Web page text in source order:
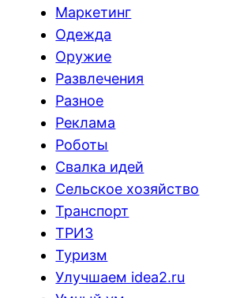
Маркетинг
Одежда
Оружие
Развлечения
Разное
Реклама
Роботы
Свалка идей
Сельское хозяйство
Транспорт
ТРИЗ
Туризм
Улучшаем idea2.ru